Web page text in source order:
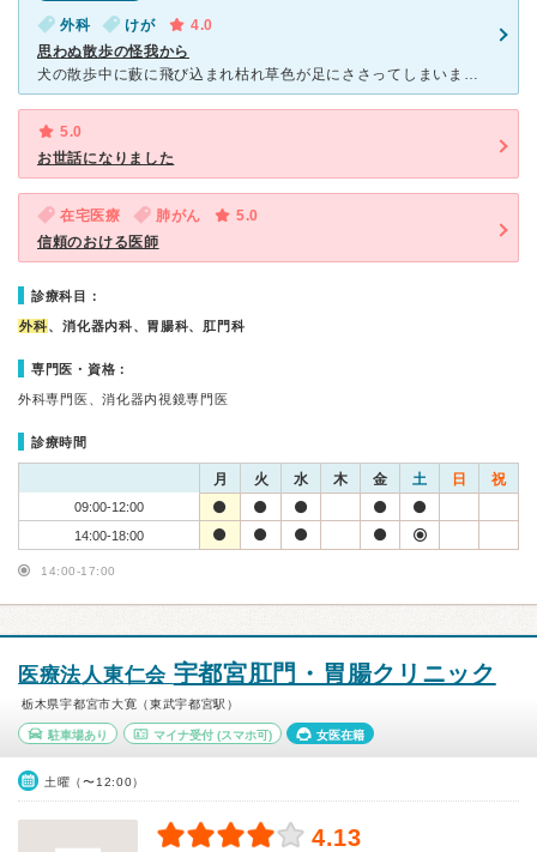
外科 けが
4.0
思わぬ散歩の怪我から
犬の散歩中に藪に飛び込まれ枯れ草色が足にささってしまいました。 すぐに近くの皮膚科に行ったのですが、 「軟膏つければなおります。」 そう言われ一週間、どんどん膿の量が増えて また、別の外科に行
5.0
お世話になりました
在宅医療 肺がん
5.0
信頼のおける医師
診療科目：
外科、消化器内科、胃腸科、肛門科
専門医・資格：
外科専門医、消化器内視鏡専門医
診療時間
月 火 水 木 金 土 日 祝
09:00-12:00
14:00-18:00
14:00-17:00
医療法人東仁会 宇都宮肛門・胃腸クリニック
栃木県宇都宮市大寛（東武宇都宮駅）
駐車場あり マイナ受付(スマホ可) 女医在籍
土曜（〜12:00）
4.13